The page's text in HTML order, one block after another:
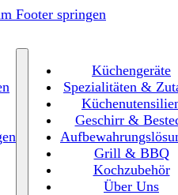
Footer springen
Küchengeräte
Spezialitäten &
Geschirr &
Grill & BBQ
Kochzubehör
Über Uns